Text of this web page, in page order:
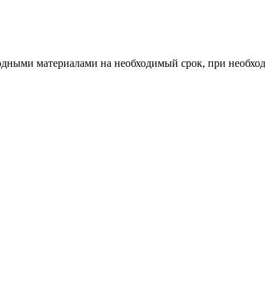
материалами на необходимый срок, при